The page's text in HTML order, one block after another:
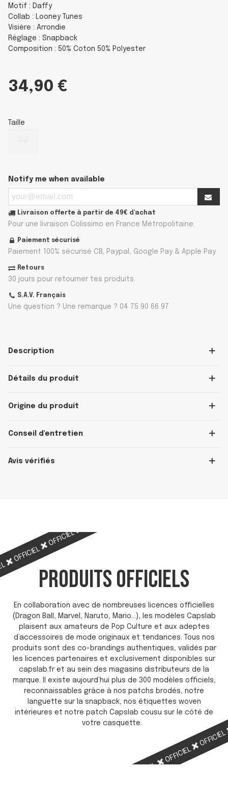
Motif : Daffy
Collab : Looney Tunes
Visière : Arrondie
Réglage : Snapback
Composition : 50% Coton 50% Polyester
34,90 €
Taille
Notify me when available
Livraison offerte à partir de 49€ d'achat
Pour une livraison Colissimo en France Métropolitaine.
Paiement sécurisé
Paiement 100% sécurisé CB, Paypal, Google Pay & Apple Pay
Retours
30 jours pour retourner tes produits.
S.A.V. Français
Une question ? Une remarque ? 04 75 90 66 97
Description
Détails du produit
Origine du produit
Conseil d'entretien
Avis vérifiés
OFFICIEL
OFFICIEL
OFFICIEL
OFFICIEL
OFFICIEL
PRODUITS OFFICIELS
En collaboration avec de nombreuses licences officielles
(Dragon Ball, Marvel, Naruto, Mario…), les modèles Capslab
plaisent aux amateurs de Pop Culture et aux adeptes
d’accessoires de mode originaux et tendances. Tous nos
produits sont des co-brandings authentiques, validés par
les licences partenaires et exclusivement disponibles sur
capslab.fr et au sein des magasins distributeurs de la
marque. Il existe aujourd’hui plus de 300 modèles officiels,
reconnaissables grâce à nos patchs brodés, notre
languette sur la snapback, nos étiquettes woven
intérieures et notre patch Capslab cousu sur le côté de
votre casquette.